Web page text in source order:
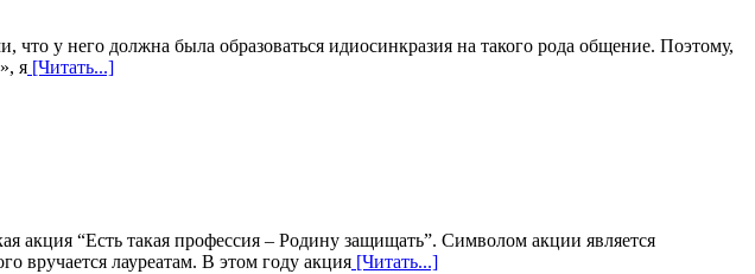
у него должна была образоваться идиосинкразия на такого рода общение. Поэтому,
я [Читать...]
“Есть такая профессия – Родину защищать”. Символом акции является
вручается лауреатам. В этом году акция [Читать...]